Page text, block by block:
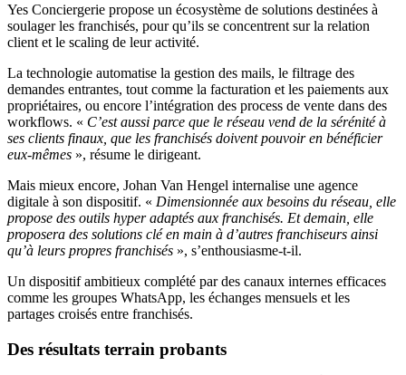
Yes Conciergerie propose un écosystème de solutions destinées à
soulager les franchisés, pour qu’ils se concentrent sur la relation
client et le scaling de leur activité.
La technologie automatise la gestion des mails, le filtrage des
demandes entrantes, tout comme la facturation et les paiements aux
propriétaires, ou encore l’intégration des process de vente dans des
workflows. « C’est aussi parce que le réseau vend de la sérénité à
ses clients finaux, que les franchisés doivent pouvoir en bénéficier
eux-mêmes », résume le dirigeant.
Mais mieux encore, Johan Van Hengel internalise une agence
digitale à son dispositif. « Dimensionnée aux besoins du réseau, elle
propose des outils hyper adaptés aux franchisés. Et demain, elle
proposera des solutions clé en main à d’autres franchiseurs ainsi
qu’à leurs propres franchisés », s’enthousiasme-t-il.
Un dispositif ambitieux complété par des canaux internes efficaces
comme les groupes WhatsApp, les échanges mensuels et les
partages croisés entre franchisés.
Des résultats terrain probants